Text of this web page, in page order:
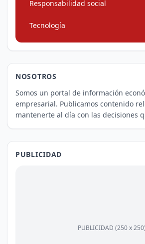
Responsabilidad social
Tecnología
NOSOTROS
Somos un portal de información
empresarial. Publicamos contenido
mantenerte al día con las decisiones
PUBLICIDAD
PUBLICIDAD (250 x 250)